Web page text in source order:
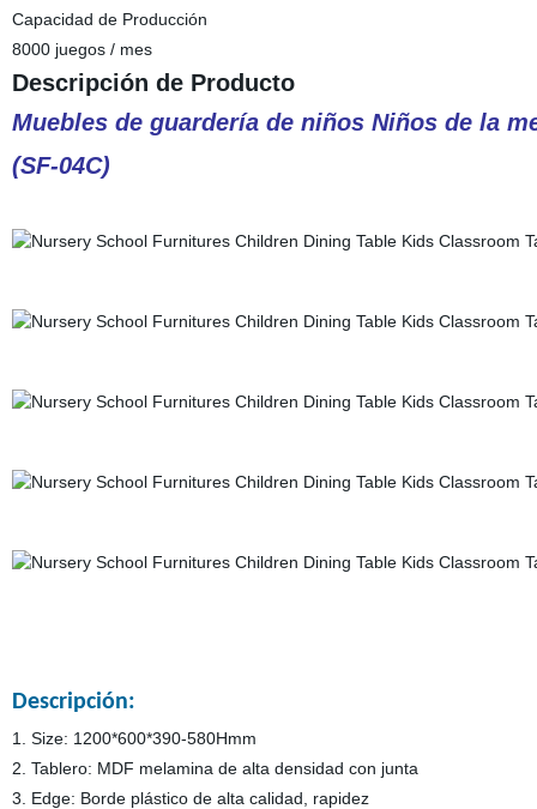
Capacidad de Producción
8000 juegos / mes
Descripción de Producto
Muebles de guardería de niños Niños de la
(SF-04C)
Descripción:
1. Size: 1200*600*390-580Hmm
2. Tablero: MDF melamina de alta densidad con junta
3. Edge: Borde plástico de alta calidad, rapidez